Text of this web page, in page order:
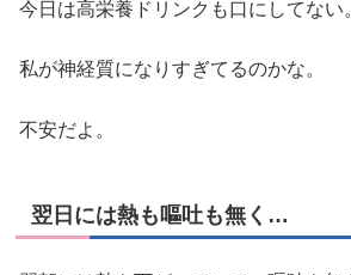
今日は高栄養ドリンクも口にしてない
私が神経質になりすぎてるのかな。
不安だよ。
翌日には熱も嘔吐も無く…